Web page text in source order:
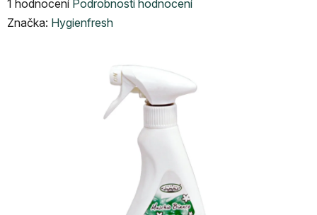
Průměrné
hodnocení
1 hodnocení Podrobnosti hodnocení
Značka: Hygienfresh